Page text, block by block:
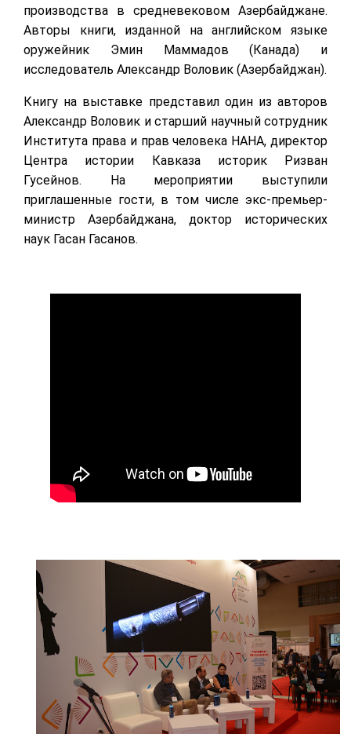
производства в средневековом Азербайджане.
Авторы книги, изданной на английском языке
оружейник Эмин Маммадов (Канада) и
исследователь Александр Воловик (Азербайджан).
Книгу на выставке представил один из авторов
Александр Воловик и старший научный сотрудник
Института права и прав человека НАНА, директор
Центра истории Кавказа историк Ризван
Гусейнов. На мероприятии выступили
приглашенные гости, в том числе экс-премьер-
министр Азербайджана, доктор исторических
наук Гасан Гасанов.